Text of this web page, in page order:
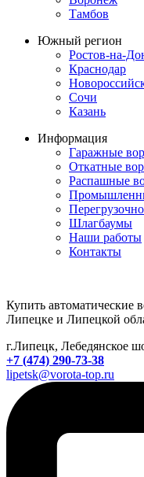
Тамбов
Южный регион
Ростов-на-
Краснодар
Сочи
Казань
Информация
Гаражные
Откатные
Распашные
Шлагбаумы
Наши работы
Контакты
Купить автоматические
Липецке и Липецкой
г.Липецк, Лебедянское
+7 (474) 290-73-38
lipetsk@vorota-top.ru